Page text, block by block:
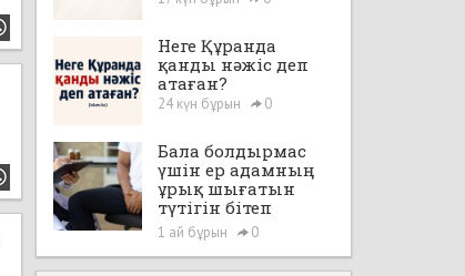
Неге Құранда
қанды нәжіс деп
атаған?
24 күн бұрын 0
Бала болдырмас
үшін ер адамның
ұрық шығатын
түтігін бітеп
тастауға, яғни,
"вазэктомия"
жасатуға бола ма?
1 ай бұрын 0